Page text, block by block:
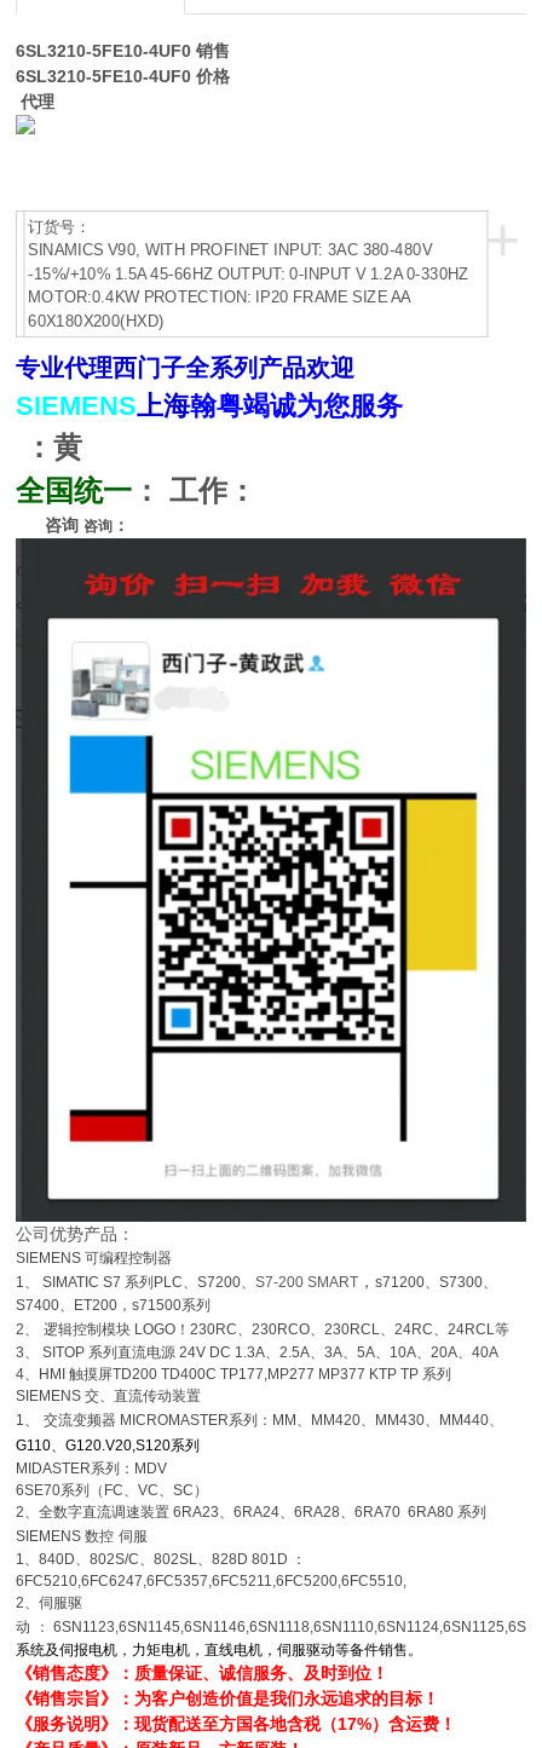
6SL3210-5FE10-4UF0 销售
6SL3210-5FE10-4UF0 价格
代理
+
订货号：
SINAMICS V90, WITH PROFINET INPUT: 3AC 380-480V
-15%/+10% 1.5A 45-66HZ OUTPUT: 0-INPUT V 1.2A 0-330HZ
MOTOR:0.4KW PROTECTION: IP20 FRAME SIZE AA
60X180X200(HXD)
专业代理西门子全系列产品欢迎
SIEMENS上海翰粤竭诚为您服务
：黄
全国统一 ： 工作：
咨询 咨询 ：
公司优势产品：
SIEMENS可编程控制器
1、 SIMATIC S7 系列 PLC、S7200、S7-200 SMART ，s71200、S7300、
S7400、
ET200，s71500系列
2、 逻辑控制模块 LOGO ！230RC、230RCO、230RCL、24RC、24RCL等
3、 SITOP 系列直流电源 24V DC 1.3A、2.5A、3A、5A、 10A、20A、40A
4、 HMI触摸屏TD200 TD400C TP177,MP277 MP377 KTP TP 系列
SIEMENS交、直流传动装置
1、 交流变频器 MICROMASTER系列： MM 、 MM420、 MM430、 MM440、
G110、G120.V20,S120系列
MIDASTER系列： MDV
6SE70系列（ FC、VC、SC ）
2、全数字直流调速装置 6RA23、6RA24、6RA28、6RA70 6RA80 系列
SIEMENS数控 伺服
1、840D、802S/C、802SL、828D 801D
：
6FC5210,6FC6247,6FC5357,6FC5211,6FC5200,6FC5510,
2、伺服驱
动
：
系统及伺报电机，力矩电机，直线电机，伺服驱动等备件销售。
《销售态度》：质量保证、诚信服务、及时到位！
《销售宗旨》：为客户创造价值是我们永远追求的目标！
《服务说明》：现货配送至方国各地含税（17%）含运费！